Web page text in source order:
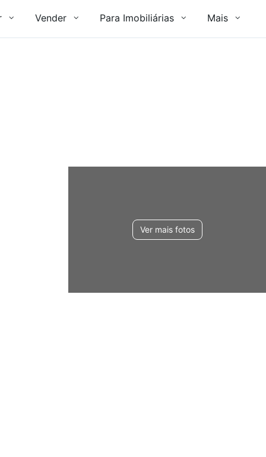
Vender Para Imobiliárias Mais
Ver mais fotos